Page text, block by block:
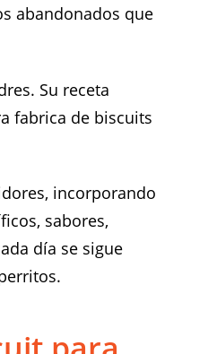
abandonados que
Su receta
fabrica de biscuits
incorporando
sabores,
día se sigue